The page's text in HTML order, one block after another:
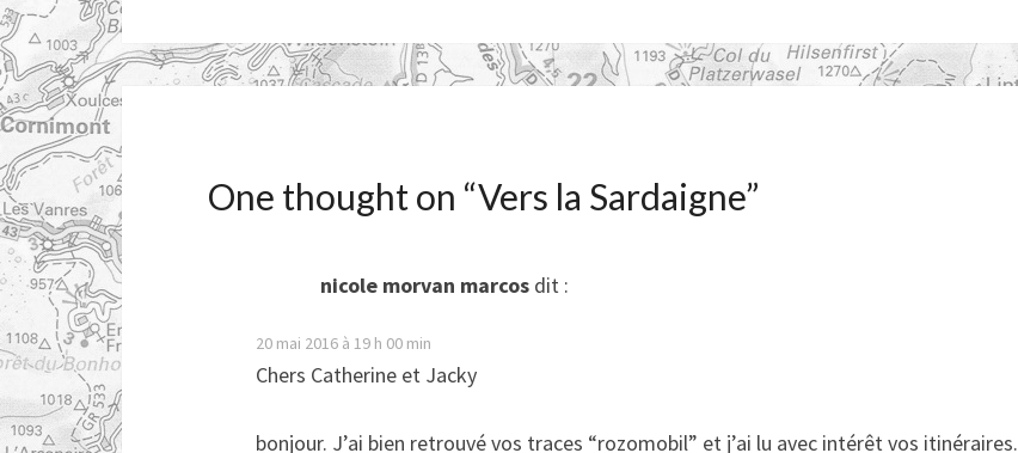
One thought on “Vers la Sardaigne”
nicole morvan marcos dit :
20 mai 2016 à 19 h 00 min
Chers Catherine et Jacky
bonjour. J’ai bien retrouvé vos traces “rozomobil” et j’ai lu avec intérêt vos itinéraires.